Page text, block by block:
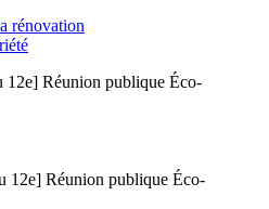
rénovation
12e] Réunion publique Éco-
12e] Réunion publique Éco-